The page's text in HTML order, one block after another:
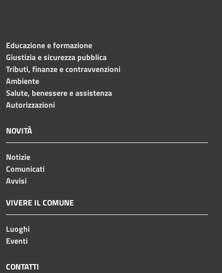
Educazione e formazione
Giustizia e sicurezza pubblica
Tributi, finanze e contravvenzioni
Ambiente
Salute, benessere e assistenza
Autorizzazioni
NOVITÀ
Notizie
Comunicati
Avvisi
VIVERE IL COMUNE
Luoghi
Eventi
CONTATTI